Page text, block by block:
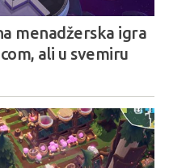
menadžerska igra
ali u svemiru